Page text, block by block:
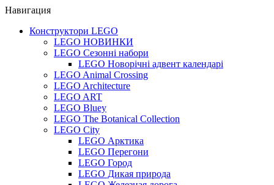
Навигация
Конструктори LEGO
LEGO НОВИНКИ
LEGO Сезонні набори
LEGO Новорічні адвент календарі
LEGO Animal Crossing
LEGO Architecture
LEGO ART
LEGO Bluey
LEGO The Botanical Collection
LEGO City
LEGO Арктика
LEGO Перегони
LEGO Город
LEGO Дикая природа